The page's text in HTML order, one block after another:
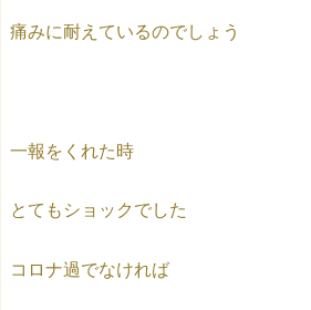
痛みに耐えているのでしょう
一報をくれた時
とてもショックでした
コロナ過でなければ